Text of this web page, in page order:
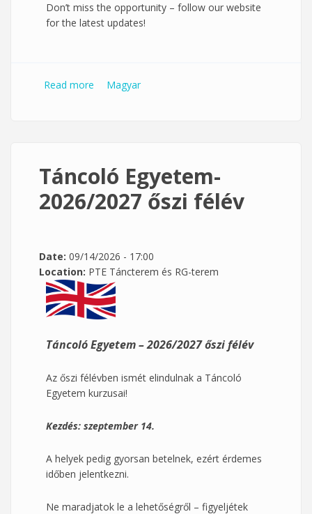
Don’t miss the opportunity – follow our website
for the latest updates!
Read more about Dancing University-Autumn Semester
Magyar
Táncoló Egyetem-
2026/2027 őszi félév
Date: 09/14/2026 - 17:00
Location: PTE Táncterem és RG-terem
Táncoló Egyetem – 2026/2027 őszi félév
Az őszi félévben ismét elindulnak a Táncoló
Egyetem kurzusai!
Kezdés: szeptember 14.
A helyek pedig gyorsan betelnek, ezért érdemes
időben jelentkezni.
Ne maradjatok le a lehetőségről – figyeljétek